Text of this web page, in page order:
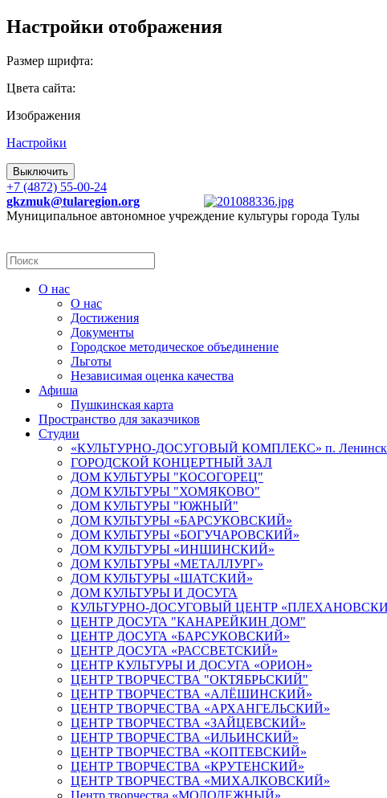
Настройки отображения
Размер шрифта:
Цвета сайта:
Изображения
Настройки
Выключить
+7 (4872) 55-00-24
gkzmuk@tularegion.org
Муниципальное автономное учреждение культуры города Тулы
О нас
О нас
Достижения
Документы
Городское методическое объединение
Льготы
Независимая оценка качества
Афиша
Пушкинская карта
Пространство для заказчиков
Студии
«КУЛЬТУРНО-ДОСУГОВЫЙ КОМПЛЕКС» п.
ГОРОДСКОЙ КОНЦЕРТНЫЙ ЗАЛ
ДОМ КУЛЬТУРЫ "КОСОГОРЕЦ"
ДОМ КУЛЬТУРЫ "ХОМЯКОВО"
ДОМ КУЛЬТУРЫ "ЮЖНЫЙ"
ДОМ КУЛЬТУРЫ «БАРСУКОВСКИЙ»
ДОМ КУЛЬТУРЫ «БОГУЧАРОВСКИЙ»
ДОМ КУЛЬТУРЫ «ИНШИНСКИЙ»
ДОМ КУЛЬТУРЫ «МЕТАЛЛУРГ»
ДОМ КУЛЬТУРЫ «ШАТСКИЙ»
ДОМ КУЛЬТУРЫ И ДОСУГА
КУЛЬТУРНО-ДОСУГОВЫЙ ЦЕНТР
ЦЕНТР ДОСУГА "КАНАРЕЙКИН ДОМ"
ЦЕНТР ДОСУГА «БАРСУКОВСКИЙ»
ЦЕНТР ДОСУГА «РАССВЕТСКИЙ»
ЦЕНТР КУЛЬТУРЫ И ДОСУГА «ОРИОН»
ЦЕНТР ТВОРЧЕСТВА "ОКТЯБРЬСКИЙ"
ЦЕНТР ТВОРЧЕСТВА «АЛЁШИНСКИЙ»
ЦЕНТР ТВОРЧЕСТВА «АРХАНГЕЛЬСКИЙ»
ЦЕНТР ТВОРЧЕСТВА «ЗАЙЦЕВСКИЙ»
ЦЕНТР ТВОРЧЕСТВА «ИЛЬИНСКИЙ»
ЦЕНТР ТВОРЧЕСТВА «КОПТЕВСКИЙ»
ЦЕНТР ТВОРЧЕСТВА «КРУТЕНСКИЙ»
ЦЕНТР ТВОРЧЕСТВА «МИХАЛКОВСКИЙ»
Центр творчества «МОЛОДЕЖНЫЙ»